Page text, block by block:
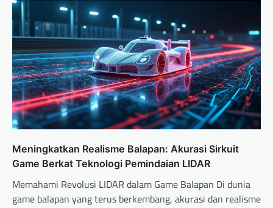
i
g
a
t
i
o
n
Meningkatkan Realisme Balapan: Akurasi Sirkuit
Game Berkat Teknologi Pemindaian LIDAR
Memahami Revolusi LIDAR dalam Game Balapan Di dunia
game balapan yang terus berkembang, akurasi dan realisme